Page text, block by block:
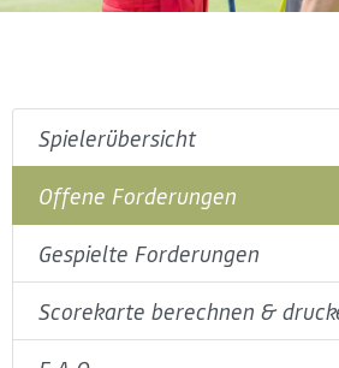
Spielerübersicht
Offene Forderungen
Gespielte Forderungen
Scorekarte berechnen &